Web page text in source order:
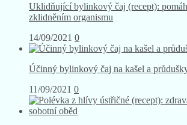
Uklidňující bylinkový čaj (recept):
zklidněním organismu
14/09/2021 0
Účinný bylinkový čaj na kašel a
11/09/2021 0